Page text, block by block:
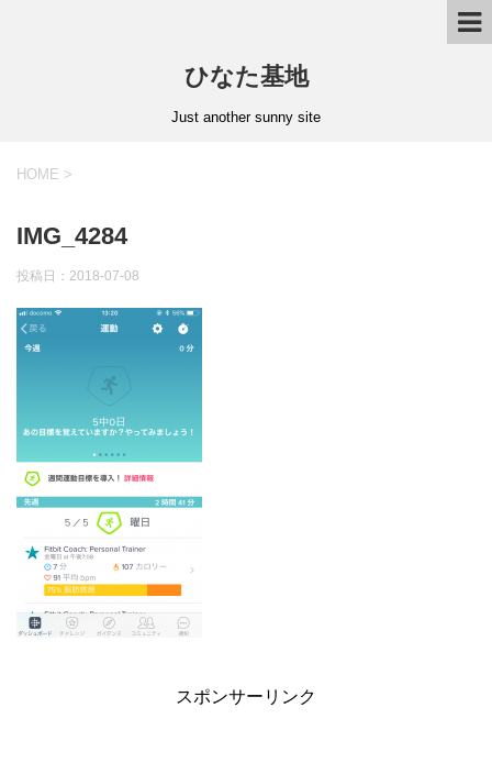
ひなた基地
Just another sunny site
HOME >
IMG_4284
投稿日：2018-07-08
スポンサーリンク